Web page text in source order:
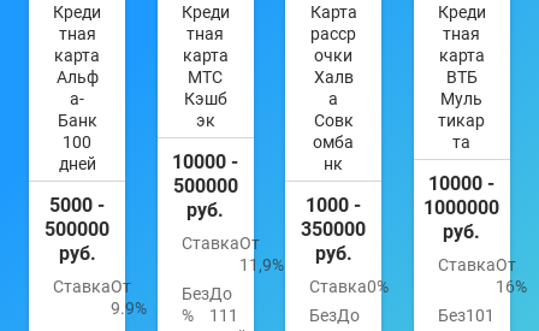
Креди
тная
карта
Альф
а-
Банк
100
дней
5000 -
500000
руб.
СтавкаОт
9.9%
Креди
тная
карта
МТС
Кэшб
эк
10000 -
500000
руб.
СтавкаОт
11,9%
Без
%
До
111
Карта
расср
очки
Халв
а
Совк
омба
нк
1000 -
350000
руб.
Ставка0%
БезДо
Креди
тная
карта
ВТБ
Муль
тикар
та
10000 -
1000000
руб.
СтавкаОт
16%
Без101